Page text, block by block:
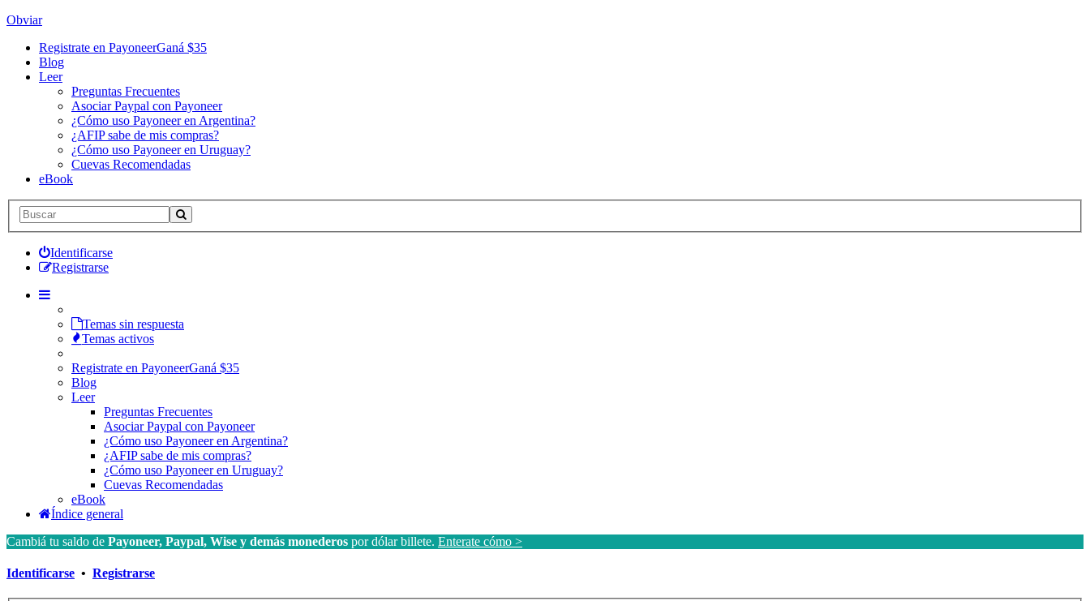
Obviar
Registrate en PayoneerGaná $35
Blog
Leer
Preguntas Frecuentes
Asociar Paypal con Payoneer
¿Cómo uso Payoneer en Argentina?
¿AFIP sabe de mis compras?
¿Cómo uso Payoneer en Uruguay?
Cuevas Recomendadas
eBook
Identificarse
Registrarse
Temas sin respuesta
Temas activos
Registrate en PayoneerGaná $35
Blog
Leer
Preguntas Frecuentes
Asociar Paypal con Payoneer
¿Cómo uso Payoneer en Argentina?
¿AFIP sabe de mis compras?
¿Cómo uso Payoneer en Uruguay?
Cuevas Recomendadas
eBook
Índice general
Cambiá tu saldo de Payoneer, Paypal, Wise y demás monederos por dólar billete. Enterate cómo >
Identificarse • Registrarse